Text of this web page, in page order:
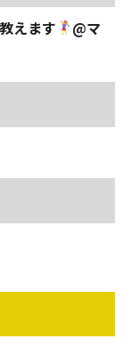
えます
@マ